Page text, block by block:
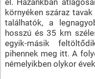
el. Hazánkban
környéken száraz
találhatók, a
hosszú és 35 km
egyik-másik
pihennek meg itt. A
némelyikben olykor